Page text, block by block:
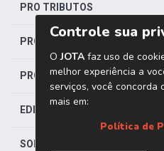
PRO TRIBUTOS
PRO TRABALHISTA
PRO SAÚDE
EDITORIAS
SOBRE O JOTA